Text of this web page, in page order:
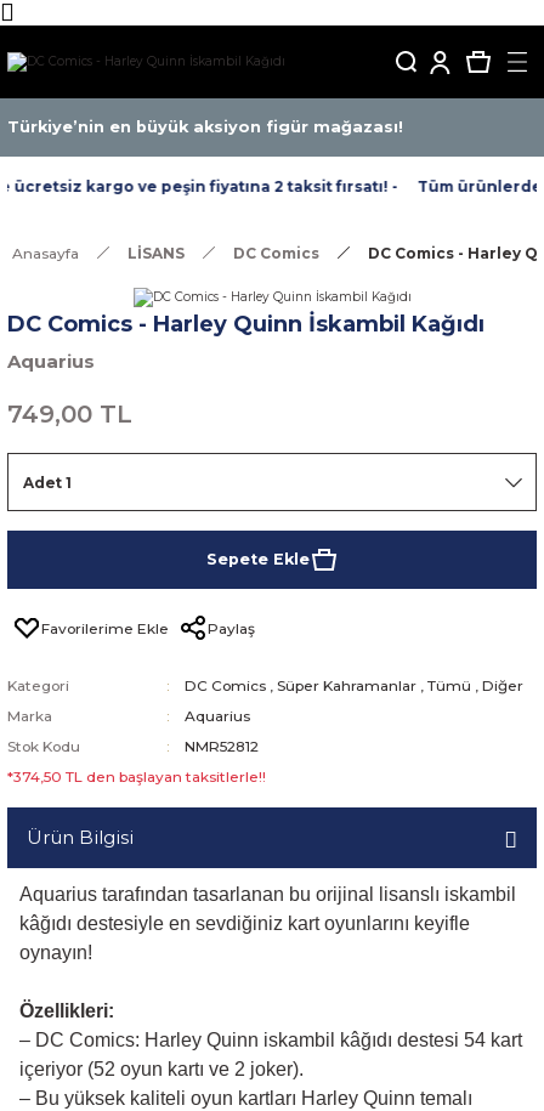
Türkiye’nin en büyük aksiyon figür mağazası!
kargo ve peşin fiyatına 2 taksit fırsatı! - Tüm ürünlerde
Anasayfa LİSANS DC Comics DC Comics - Harley
DC Comics - Harley Quinn İskambil Kağıdı
Aquarius
749,00 TL
Sepete Ekle
Paylaş
Kategori DC Comics , Süper Kahramanlar , Tümü , Diğer
Marka
Aquarius
Stok Kodu
NMR52812
*374,50 TL den başlayan taksitlerle!!
Ürün Bilgisi
Aquarius tarafından tasarlanan bu orijinal lisanslı iskambil
kâğıdı destesiyle en sevdiğiniz kart oyunlarını keyifle
oynayın!
Özellikleri:
– DC Comics: Harley Quinn iskambil kâğıdı destesi 54 kart
içeriyor (52 oyun kartı ve 2 joker).
– Bu yüksek kaliteli oyun kartları Harley Quinn temalı